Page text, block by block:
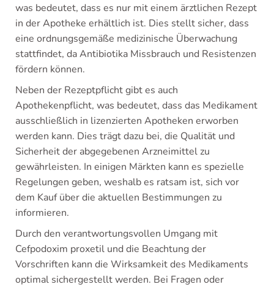
was bedeutet, dass es nur mit einem ärztlichen Rezept
in der Apotheke erhältlich ist. Dies stellt sicher, dass
eine ordnungsgemäße medizinische Überwachung
stattfindet, da Antibiotika Missbrauch und Resistenzen
fördern können.
Neben der Rezeptpflicht gibt es auch
Apothekenpflicht, was bedeutet, dass das Medikament
ausschließlich in lizenzierten Apotheken erworben
werden kann. Dies trägt dazu bei, die Qualität und
Sicherheit der abgegebenen Arzneimittel zu
gewährleisten. In einigen Märkten kann es spezielle
Regelungen geben, weshalb es ratsam ist, sich vor
dem Kauf über die aktuellen Bestimmungen zu
informieren.
Durch den verantwortungsvollen Umgang mit
Cefpodoxim proxetil und die Beachtung der
Vorschriften kann die Wirksamkeit des Medikaments
optimal sichergestellt werden. Bei Fragen oder